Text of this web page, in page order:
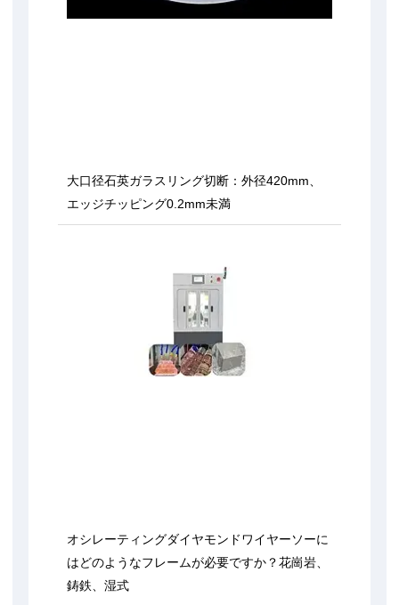
大口径石英ガラスリング切断：外径420mm、
エッジチッピング0.2mm未満
オシレーティングダイヤモンドワイヤーソーに
はどのようなフレームが必要ですか？花崗岩、
鋳鉄、湿式